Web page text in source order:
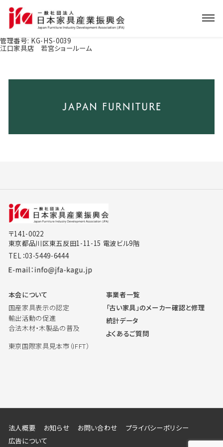
管理番号: KG-HS-0039
江口家具店 若宮ショールーム
〒141-0022
東京都品川区東五反田1-11-15 電波ビル9階
TEL：03-5449-6444
本会について
国産家具表示の認定
輸出活動の促進
合法木材・木製品の普及
東京国際家具見本市（IFFT）
事業者一覧
「古い家具」のメーカー確認と修理
統計データ
よくあるご質問
法人概要 お知らせ お問い合わせ
プライバシーポリシー
広告について